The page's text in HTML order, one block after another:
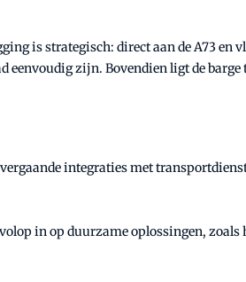
is strategisch: direct aan de A73 en
eenvoudig zijn. Bovendien ligt de
integraties met
in op duurzame oplossingen, zoals